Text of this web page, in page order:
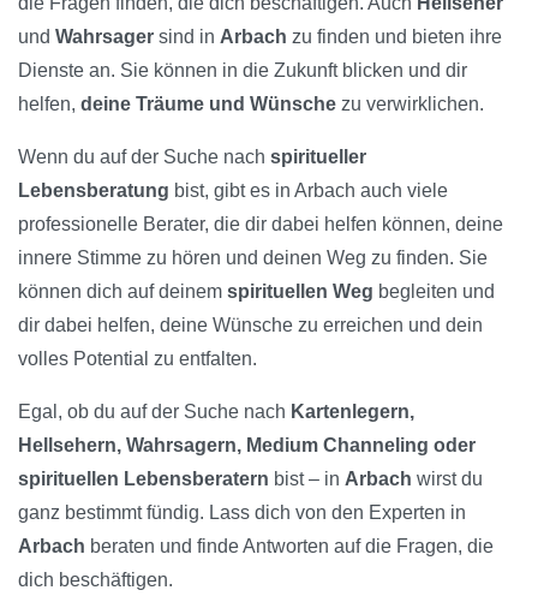
und Wahrsager sind in Arbach zu finden und bieten ihre
Dienste an. Sie können in die Zukunft blicken und dir
helfen, deine Träume und Wünsche zu verwirklichen.
Wenn du auf der Suche nach spiritueller
Lebensberatung bist, gibt es in Arbach auch viele
professionelle Berater, die dir dabei helfen können, deine
innere Stimme zu hören und deinen Weg zu finden. Sie
können dich auf deinem spirituellen Weg begleiten und
dir dabei helfen, deine Wünsche zu erreichen und dein
volles Potential zu entfalten.
Egal, ob du auf der Suche nach Kartenlegern,
Hellsehern, Wahrsagern, Medium Channeling oder
spirituellen Lebensberatern bist – in Arbach wirst du
ganz bestimmt fündig. Lass dich von den Experten in
Arbach beraten und finde Antworten auf die Fragen, die
dich beschäftigen.